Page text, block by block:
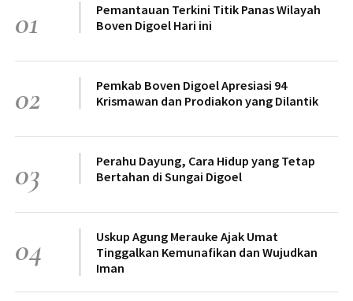
01
Pemantauan Terkini Titik Panas Wilayah
Boven Digoel Hari ini
02
Pemkab Boven Digoel Apresiasi 94
Krismawan dan Prodiakon yang Dilantik
03
Perahu Dayung, Cara Hidup yang Tetap
Bertahan di Sungai Digoel
04
Uskup Agung Merauke Ajak Umat
Tinggalkan Kemunafikan dan Wujudkan
Iman